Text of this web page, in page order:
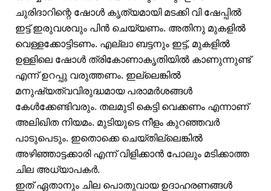
ചുരിദാറിന്റെ ഷോൾ കൃത്യമായി മടക്കി വി ഷേപ്പിൽ
ഇട്ട് ഇരുവശവും പിൻ ചെയ്യണം. അതിനു മുകളിൽ
വെള്ളക്കോട്ടിടണം. എല്ലാ ബട്ടനും ഇട്ട്, മുകളിൽ
ഉള്ളിലെ ഷോൾ ത്രികോണാകൃതിയിൽ കാണുന്നുണ്ട്
എന്ന് ഉറപ്പു വരുത്തണം. ഇല്ലെങ്കിൽ
മനുഷ്യത്വവിരുദ്ധമായ പരാമർശങ്ങൾ
കേൾക്കേണ്ടിവരും. തലമുടി കെട്ടി വെക്കണം എന്നാണ്
അലിഖിത നിയമം. മുടിയുടെ നീളം കുറഞ്ഞവർ
പാടുപെടും. ഇതൊക്കെ ചെയ്തില്ലെങ്കിൽ
അഴിഞ്ഞാട്ടക്കാരി എന്ന് വിളിക്കാൻ പോലും മടിക്കാത്ത
ചില അധ്യാപകർ.
ഇത് ഏതാനും ചില പൊതുവായ ഉദാഹരണങ്ങൾ